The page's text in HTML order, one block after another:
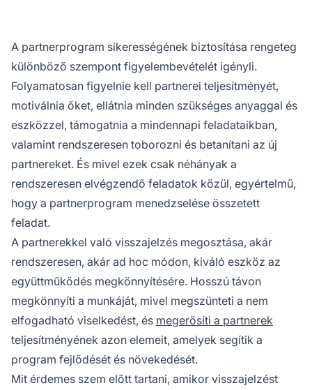
A partnerprogram sikerességének biztosítása rengeteg
különböző szempont figyelembevételét igényli.
Folyamatosan figyelnie kell partnerei teljesítményét,
motiválnia őket, ellátnia minden szükséges anyaggal és
eszközzel, támogatnia a mindennapi feladataikban,
valamint rendszeresen toborozni és betanítani az új
partnereket. És mivel ezek csak néhányak a
rendszeresen elvégzendő feladatok közül, egyértelmű,
hogy a partnerprogram menedzselése összetett
feladat.
A partnerekkel való visszajelzés megosztása, akár
rendszeresen, akár ad hoc módon, kiváló eszköz az
együttműködés megkönnyítésére. Hosszú távon
megkönnyíti a munkáját, mivel megszünteti a nem
elfogadható viselkedést, és megerősíti a partnerek
teljesítményének azon elemeit, amelyek segítik a
program fejlődését és növekedését.
Mit érdemes szem előtt tartani, amikor visszajelzést